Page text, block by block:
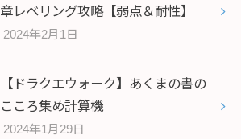
章レベリング攻略【弱点＆耐性】
2024年2月1日
【ドラクエウォーク】あくまの書の
こころ集め計算機
2024年1月29日